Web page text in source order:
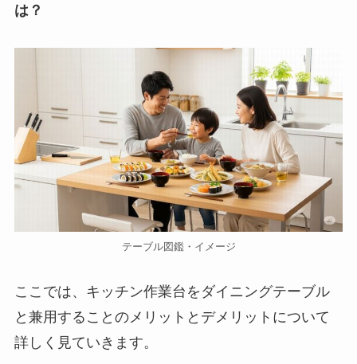
は？
テーブル図鑑・イメージ
ここでは、キッチン作業台をダイニングテーブル
と兼用することのメリットとデメリットについて
詳しく見ていきます。